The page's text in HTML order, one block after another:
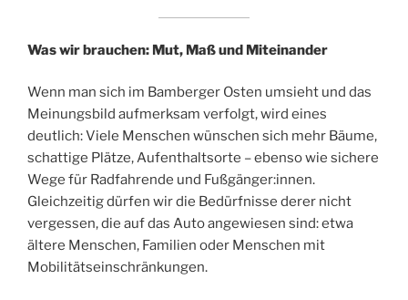
Was wir brauchen: Mut, Maß und Miteinander
Wenn man sich im Bamberger Osten umsieht und das
Meinungsbild aufmerksam verfolgt, wird eines
deutlich: Viele Menschen wünschen sich mehr Bäume,
schattige Plätze, Aufenthaltsorte – ebenso wie sichere
Wege für Radfahrende und Fußgänger:innen.
Gleichzeitig dürfen wir die Bedürfnisse derer nicht
vergessen, die auf das Auto angewiesen sind: etwa
ältere Menschen, Familien oder Menschen mit
Mobilitätseinschränkungen.